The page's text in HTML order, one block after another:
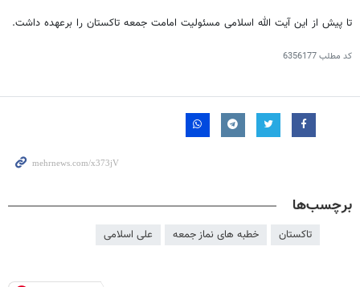
تا پیش از این آیت الله اسلامی مسئولیت امامت جمعه تاکستان را برعهده داشت.
کد مطلب6356177
برچسب‌ها
تاکستان خطبه های نماز جمعه علی اسلامی